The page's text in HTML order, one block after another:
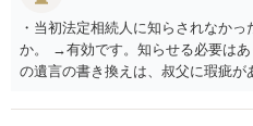
・当初法定相続人に知らされなか
か。 →有効です。知らせる必要は
の遺言の書き換えは、叔父に瑕疵
ますか。 →本人が自由に決められ